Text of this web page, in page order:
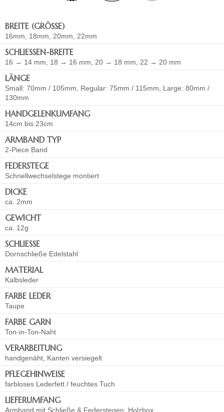
BREITE (GRÖSSE)
16mm, 18mm, 20mm, 22mm
SCHLIESSEN-BREITE
16 → 14 mm, 18 → 16 mm, 20 → 18 mm, 22 → 20 mm
LÄNGE
Small: 70mm / 105mm, Regular: 75mm / 115mm, Large: 80mm /
130mm
HANDGELENKUMFANG
14cm bis 23cm
ARMBAND TYP
2-Piece Band
FEDERSTEGE
Schnellwechselstege montiert
DICKE
ca. 2mm
GEWICHT
ca. 12g
SCHLIESSE
Dornschließe Edelstahl
MATERIAL
Kalbsleder
FARBE LEDER
Taupe
FARBE GARN
Ton-in-Ton-Naht
VERARBEITUNG
handgenäht, Kanten versiegelt
PFLEGEHINWEISE
farbloses Lederfett / feuchtes Tuch
LIEFERUMFANG
Armband mit Schließe & Federstegen, Holzbox